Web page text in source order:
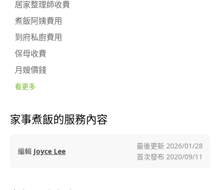
居家整理師收費
煮飯阿姨費用
到府私廚費用
保母收費
月嫂價錢
看更多
家事煮飯的服務內容
編輯 Joyce Lee
最後更新 2026/01/28
首次發布 2020/09/11